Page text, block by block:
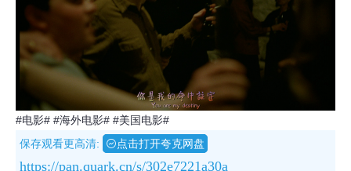
#电影# #海外电影# #美国电影#
保存观看更高清:
点击打开夸克网盘
https://pan.quark.cn/s/302e7221a30a